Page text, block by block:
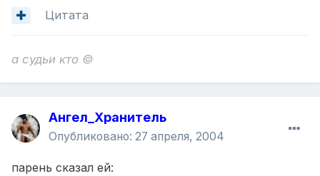
Цитата
а судьи кто ©
Ангел_Хранитель
Опубликовано: 27 апреля, 2004
парень сказал ей: